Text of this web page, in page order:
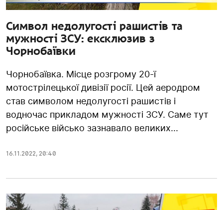
Символ недолугості рашистів та
мужності ЗСУ: ексклюзив з
Чорнобаївки
Чорнобаївка. Місце розгрому 20-ї
мотострілецької дивізії росії. Цей аеродром
став символом недолугості рашистів і
водночас прикладом мужності ЗСУ. Саме тут
російське військо зазнавало великих...
16.11.2022, 20:40